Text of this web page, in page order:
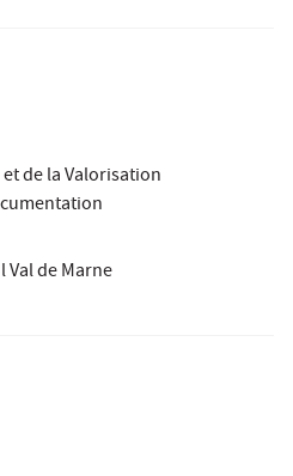
de la Valorisation
Val de Marne